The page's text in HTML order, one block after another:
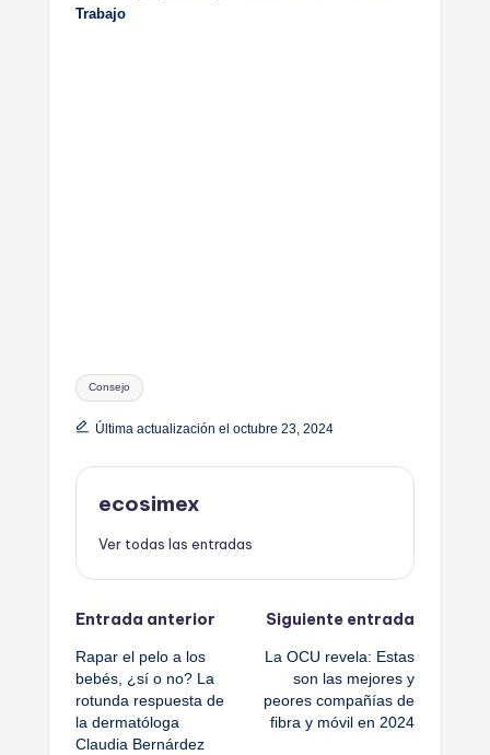
Trabajo
Etiquetas:
Consejo
Última actualización el octubre 23, 2024
ecosimex
Ver todas las entradas
Navegación
de
entradas
Entrada anterior
Rapar el pelo a los
bebés, ¿sí o no? La
rotunda respuesta de
la dermatóloga
Claudia Bernárdez
Siguiente entrada
La OCU revela: Estas
son las mejores y
peores compañías de
fibra y móvil en 2024